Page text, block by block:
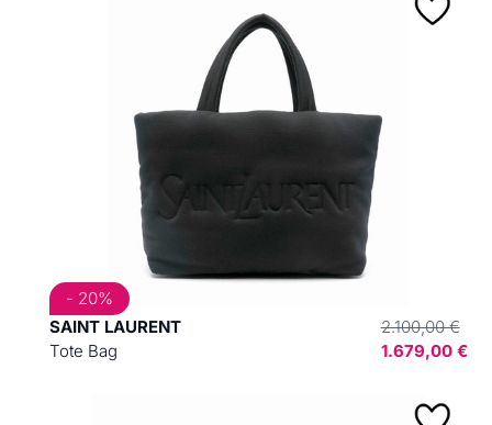
SAINT LAURENT
Tote Bag
2.100,00 €
1.679,00 €
- 20%